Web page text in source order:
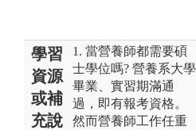
學習
資源
或補
充說
1. 當營養師都需要碩
士學位嗎? 營養系大學
畢業、實習期滿通
過，即有報考資格。
然而營養師工作任重